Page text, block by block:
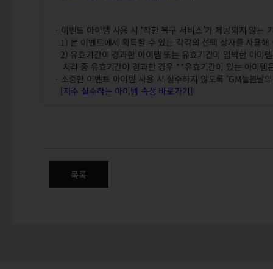
- 이벤트 아이템 사용 시 ‘착한 복구 서비스’가 제공되지 않는
1) 본 이벤트에서 획득할 수 있는 각각의 선택 상자를 사용
2) 유효기간이 경과한 아이템 또는 유효기간이 임박한 아이
처리 중 유효기간이 경과한 경우 **유효기간이 있는 아이템
- 소중한 이벤트 아이템 사용 시 실수하지 않도록 ‘GM늘봄날
[자주 실수하는 아이템 속성 바로가기]
목록